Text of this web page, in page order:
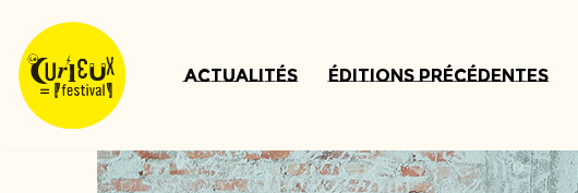
Aller
au
contenu
Actualités Éditions précédentes